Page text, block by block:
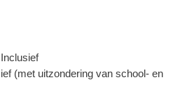
(met uitzondering van school- en